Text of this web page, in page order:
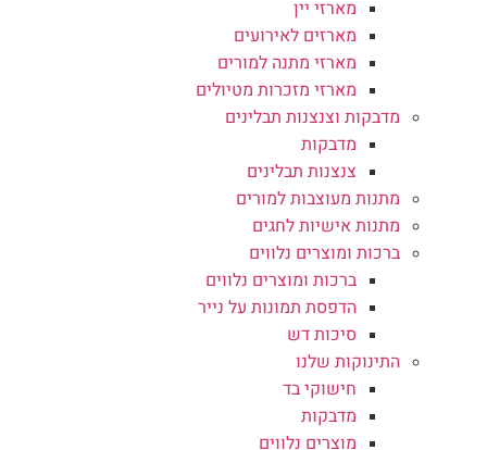
מארזי יין
מארזים לאירועים
מארזי מתנה למורים
מארזי מזכרות מטיולים
מדבקות וצנצנות תבלינים
מדבקות
צנצנות תבלינים
מתנות מעוצבות למורים
מתנות אישיות לחגים
ברכות ומוצרים נלווים
ברכות ומוצרים נלווים
הדפסת תמונות על נייר
סיכות דש
התינוקות שלנו
חישוקי בד
מדבקות
מוצרים נלווים